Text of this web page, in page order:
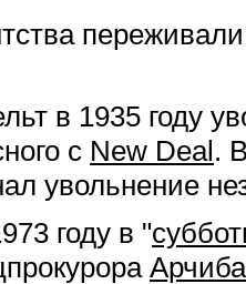
в 1935 году
с New Deal .
увольнение
году в "